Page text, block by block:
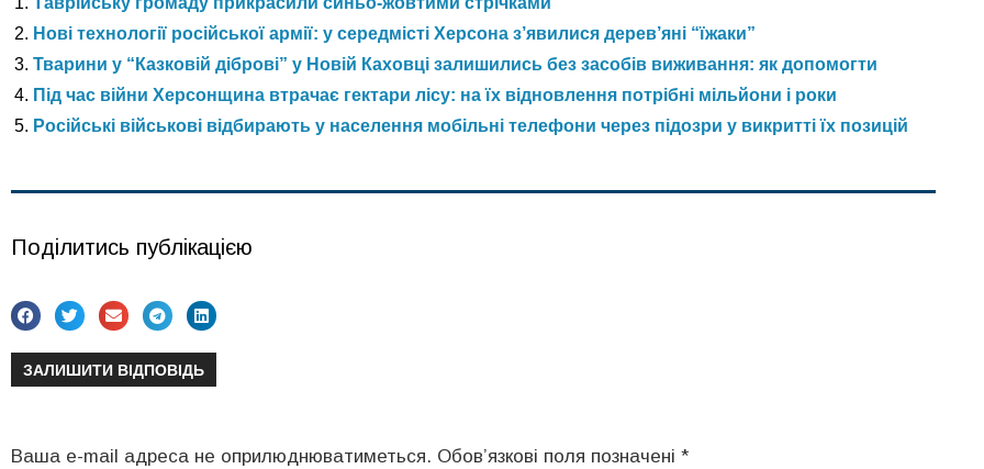
Нові технології російської армії: у середмісті Херсона з’явилися дерев’яні “їжаки”
Тварини у “Казковій діброві” у Новій Каховці залишились без засобів виживання: як допомогти
Під час війни Херсонщина втрачає гектари лісу: на їх відновлення потрібні мільйони і роки
Російські військові відбирають у населення мобільні телефони через підозри у викритті їх позицій
Поділитись публікацією
ЗАЛИШИТИ ВІДПОВІДЬ
Ваша e-mail адреса не оприлюднюватиметься. Обов’язкові поля позначені *